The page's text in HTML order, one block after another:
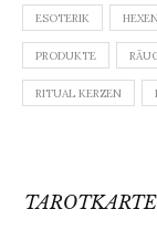
ESOTERIK
PRODUKTE
RITUAL KERZEN